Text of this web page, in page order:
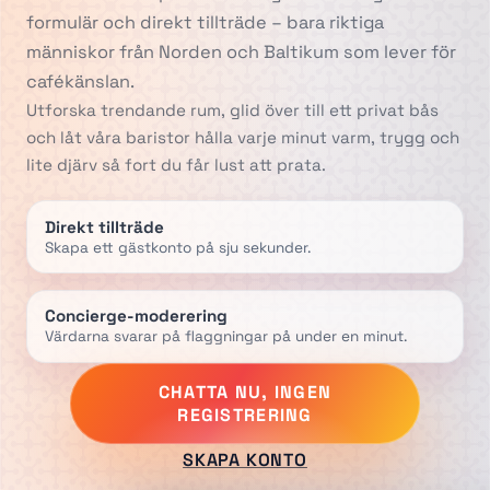
formulär och direkt tillträde – bara riktiga
människor från Norden och Baltikum som lever för
cafékänslan.
Utforska trendande rum, glid över till ett privat bås
och låt våra baristor hålla varje minut varm, trygg och
lite djärv så fort du får lust att prata.
Direkt tillträde
Skapa ett gästkonto på sju sekunder.
Concierge-moderering
Värdarna svarar på flaggningar på under en minut.
CHATTA NU, INGEN
REGISTRERING
SKAPA KONTO